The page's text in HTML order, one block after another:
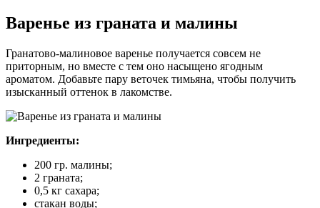
Варенье из граната и малины
Гранатово-малиновое варенье получается совсем не
приторным, но вместе с тем оно насыщено ягодным
ароматом. Добавьте пару веточек тимьяна, чтобы получить
изысканный оттенок в лакомстве.
Ингредиенты:
200 гр. малины;
2 граната;
0,5 кг сахара;
стакан воды;